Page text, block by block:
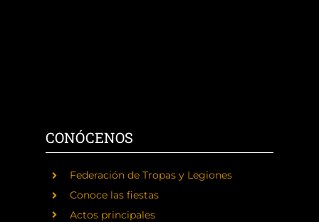
CONÓCENOS
Federación de Tropas y Legiones
Conoce las fiestas
Actos principales